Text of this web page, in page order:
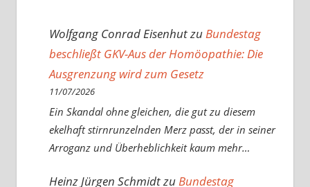
Wolfgang Conrad EisenhutzuBundestag
beschließt GKV-Aus der Homöopathie: Die
Ausgrenzung wird zum Gesetz
11/07/2026
Ein Skandal ohne gleichen, die gut zu diesem
ekelhaft stirnrunzelnden Merz passt, der in seiner
Arroganz und Überheblichkeit kaum mehr…
Heinz Jürgen SchmidtzuBundestag